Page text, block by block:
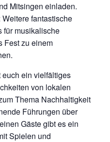
Mitsingen einladen.
fantastische
für musikalische
Fest zu einem
ein vielfältiges
von lokalen
Thema Nachhaltigkeit
Führungen über
Gäste gibt es ein
Spielen und